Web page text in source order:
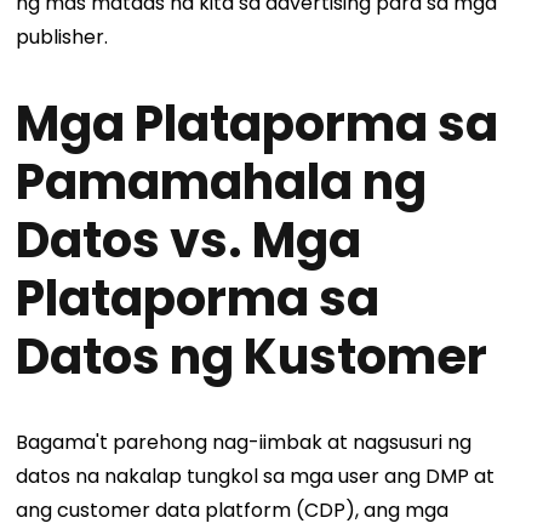
publisher.
Mga Plataporma sa
Pamamahala ng
Datos vs. Mga
Plataporma sa
Datos ng Kustomer
Bagama't parehong nag-iimbak at nagsusuri ng
datos na nakalap tungkol sa mga user ang DMP at
ang customer data platform (CDP), ang mga